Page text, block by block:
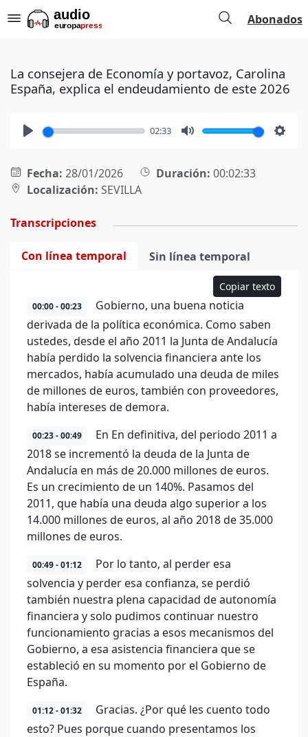
Abonados
La consejera de Economía y portavoz, Carolina
España, explica el endeudamiento de este 2026
02:33
Fecha: 28/01/2026 Duración: 00:02:33
Localización: SEVILLA
Transcripciones
Con línea temporal Sin línea temporal
Copiar texto
00:00 - 00:23
Gobierno, una buena noticia
derivada de la política económica. Como saben
ustedes, desde el año 2011 la Junta de Andalucía
había perdido la solvencia financiera ante los
mercados, había acumulado una deuda de miles
de millones de euros, también con proveedores,
había intereses de demora.
00:23 - 00:49
En En definitiva, del periodo 2011 a
2018 se incrementó la deuda de la Junta de
Andalucía en más de 20.000 millones de euros.
Es un crecimiento de un 140%. Pasamos del
2011, que había una deuda algo superior a los
14.000 millones de euros, al año 2018 de 35.000
millones de euros.
00:49 - 01:12
Por lo tanto, al perder esa
solvencia y perder esa confianza, se perdió
también nuestra plena capacidad de autonomía
financiera y solo pudimos continuar nuestro
funcionamiento gracias a esos mecanismos del
Gobierno, a esa asistencia financiera que se
estableció en su momento por el Gobierno de
España.
01:12 - 01:32
Gracias. ¿Por qué les cuento todo
esto? Pues porque cuando presentamos los